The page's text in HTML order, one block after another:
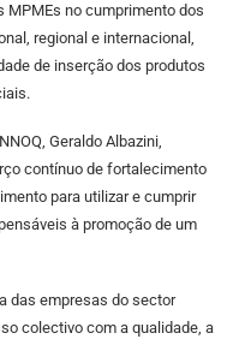
MPMEs no cumprimento dos
regional e internacional,
de inserção dos produtos
Geraldo Albazini,
contínuo de fortalecimento
para utilizar e cumprir
à promoção de um
das empresas do sector
colectivo com a qualidade, a